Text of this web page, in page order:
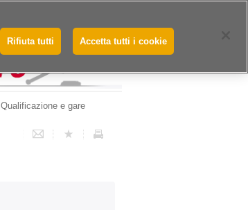
Qualificazione e gare
Rifiuta tutti Accetta tutti i cookie